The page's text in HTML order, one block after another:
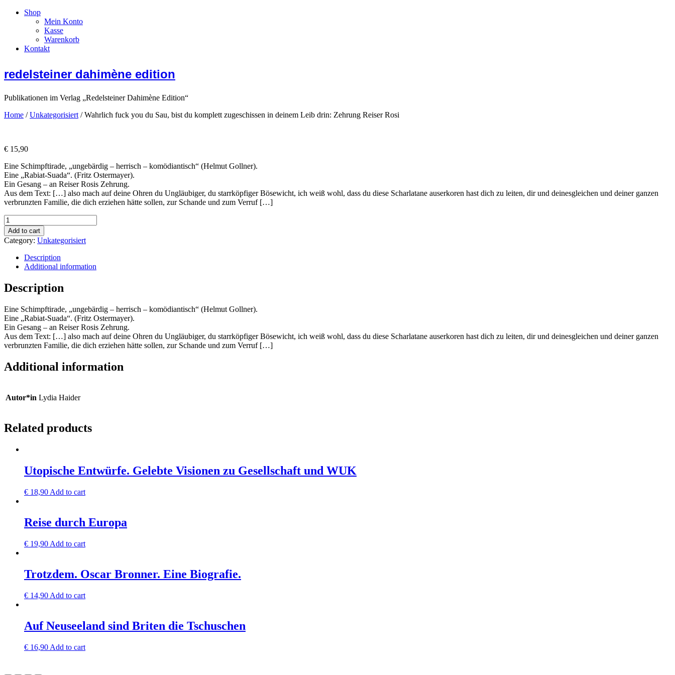
Shop
Mein Konto
Kasse
Warenkorb
Kontakt
redelsteiner dahimène edition
Publikationen im Verlag „Redelsteiner Dahimène Edition“
Home /Unkategorisiert / Wahrlich fuck you du Sau, bist du komplett zugeschissen in deinem Leib drin: Zehrung Reiser Rosi
€ 15,90
Eine Schimpftirade, „ungebärdig – herrisch – komödiantisch“ (Helmut Gollner).
Eine „Rabiat-Suada“. (Fritz Ostermayer).
Ein Gesang – an Reiser Rosis Zehrung.
Aus dem Text: […] also mach auf deine Ohren du Ungläubiger, du starrköpfiger Bösewicht, ich weiß wohl, dass du diese Scharlatane auserkoren hast dich zu leiten, dir und deinesgleichen und deiner ganzen
verbrunzten Familie, die dich erziehen hätte sollen, zur Schande und zum Verruf […]
Wahrlich
fuck
you
du
Sau,
komplett
zugeschissen
deinem
Leib
drin:
Zehrung
Reiser
quantity
Add to cart
Category: Unkategorisiert
Description
Additional information
Description
Eine Schimpftirade, „ungebärdig – herrisch – komödiantisch“ (Helmut Gollner).
Eine „Rabiat-Suada“. (Fritz Ostermayer).
Ein Gesang – an Reiser Rosis Zehrung.
Aus dem Text: […] also mach auf deine Ohren du Ungläubiger, du starrköpfiger Bösewicht, ich weiß wohl, dass du diese Scharlatane auserkoren hast dich zu leiten, dir und deinesgleichen und deiner ganzen
verbrunzten Familie, die dich erziehen hätte sollen, zur Schande und zum Verruf […]
Additional information
Autor*in Lydia Haider
Related products
Utopische Entwürfe. Gelebte Visionen zu Gesellschaft und WUK
€ 18,90 Add to cart
Reise durch Europa
€ 19,90 Add to cart
Trotzdem. Oscar Bronner. Eine Biografie.
€ 14,90 Add to cart
Auf Neuseeland sind Briten die Tschuschen
€ 16,90 Add to cart